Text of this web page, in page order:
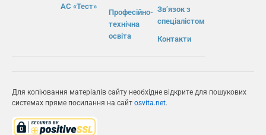
АС «Тест»
Професійно-
технічна
освіта
Зв’язок з
спеціалістом
Контакти
Для копіювання матеріалів сайту необхідне відкрите для пошукових
системах пряме посилання на сайт osvita.net.